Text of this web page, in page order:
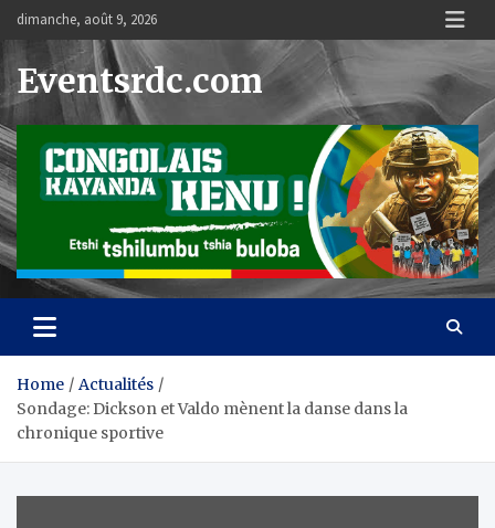
Skip
content
dimanche, août 9, 2026
Eventsrdc.com
Home
Actualités
Sondage: Dickson et Valdo mènent la danse dans la
chronique sportive